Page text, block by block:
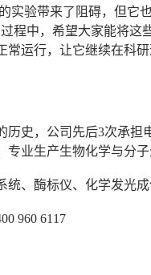
实验带来了阻碍，但它
程中，希望大家能将这
运行，让它继续在科研
史，公司先后3次承担
业生产生物化学与分
、酶标仪、化学发光
960 6117